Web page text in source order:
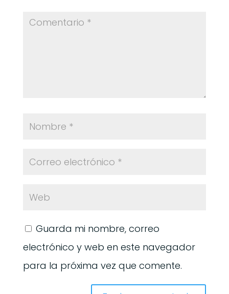
Guarda mi nombre, correo
electrónico y web en este navegador
para la próxima vez que comente.